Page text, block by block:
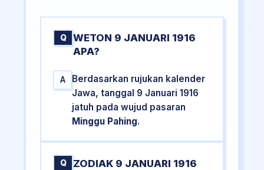
Q
WETON 9 JANUARI 1916
APA?
A
Berdasarkan rujukan kalender
Jawa, tanggal 9 Januari 1916
jatuh pada wujud pasaran
Minggu Pahing.
Q
ZODIAK 9 JANUARI 1916